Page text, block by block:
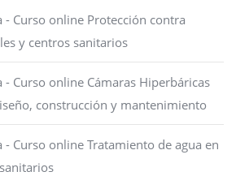
- Curso online Protección contra
y centros sanitarios
- Curso online Cámaras Hiperbáricas
construcción y mantenimiento
- Curso online Tratamiento de agua en